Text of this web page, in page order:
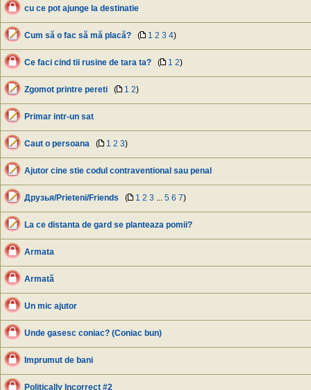
cu ce pot ajunge la destinatie
Cum să o fac să mă placă? ( 1 2 3 4)
Ce faci cind tii rusine de tara ta? ( 1 2)
Zgomot printre pereti ( 1 2)
Primar intr-un sat
Caut o persoana ( 1 2 3)
Ajutor cine stie codul contraventional sau penal
Друзья/Prieteni/Friends ( 1 2 3 5 6 7)
La ce distanta de gard se planteaza pomii?
Armata
Armată
Un mic ajutor
Unde gasesc coniac? (Coniac bun)
Imprumut de bani
Politically Incorrect #2